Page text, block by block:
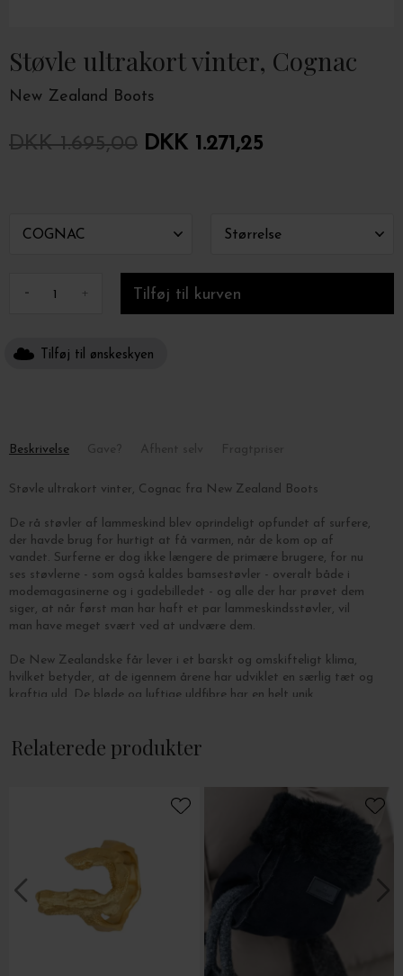
Støvle ultrakort vinter, Cognac
New Zealand Boots
DKK 1.695,00 DKK 1.271,25
- +
Tilføj til ønskeskyen
Beskrivelse
Støvle ultrakort vinter, Cognac fra New Zealand Boots
De rå støvler af lammeskind blev oprindeligt opfundet af surfere,
der havde brug for hurtigt at få varmen, når de kom op af
vandet. Surferne er dog ikke længere de primære brugere, for nu
ses støvlerne - som også kaldes bamsestøvler - overalt både i
modemagasinerne og i gadebilledet - og alle der har prøvet dem
siger, at når først man har haft et par lammeskindsstøvler, vil
man have meget svært ved at undvære dem.
De New Zealandske får lever i et barskt og omskifteligt klima,
hvilket betyder, at de igennem årene har udviklet en særlig tæt og
kraftig uld. De bløde og luftige uldfibre har en helt unik
og fugt, så dine fødder altid holder en behagelig temperatur.
udendørs brug, den har gummisål og en løs indvendig sål, som kan
tages ud og vaskes. Det bløde lammeskind er af højeste kvalitet,
men det skal behandles med omtanke, og egner sig ikke til
voldsomt regnvejr eller gåture i sumpede områder, men hvis du
sørger for at imprægnere dine støvler, kan de sagtens tåle både
sne og en let regnbyge.
Støvlehøjden varierer med skostørrelsen - en str. 38 måler 16 cm. i
højden, og højden ændres med ca. 0,7 cm. pr. størrelse.
Vælg din størrelse i drop down menuen.
Relaterede produkter